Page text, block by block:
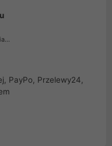
PayPo, Przelewy24,